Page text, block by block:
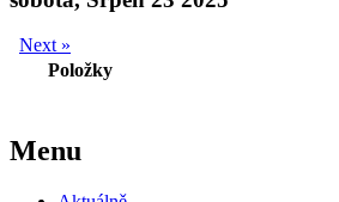
Next »
Položky
Menu